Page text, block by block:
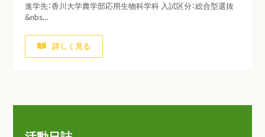
進学先：香川大学農学部応用生物科学科 入試区分：総合型選抜
&nbs…
詳しく見る